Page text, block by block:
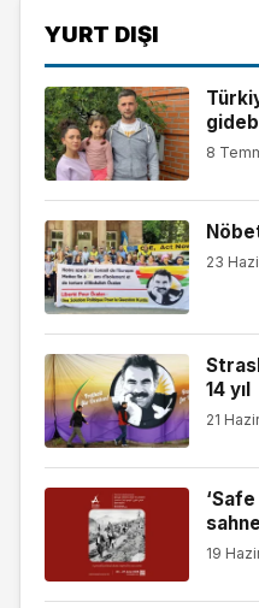
YURT DIŞI
8
23
14 yıl
21
19